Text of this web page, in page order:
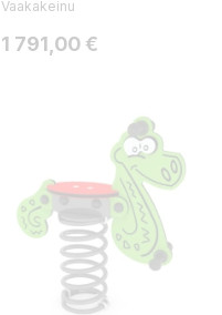
Vaakakeinu
Hinta
1 791,00 €